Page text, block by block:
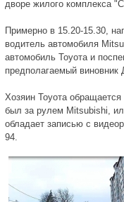
дворе жилого комплекса
Примерно в 15.20-15.30,
водитель автомобиля
автомобиль Тоуота и
предполагаемый виновник
Хозяин Тоуота
был за рулем Mitsubishi,
обладает записью с
94.